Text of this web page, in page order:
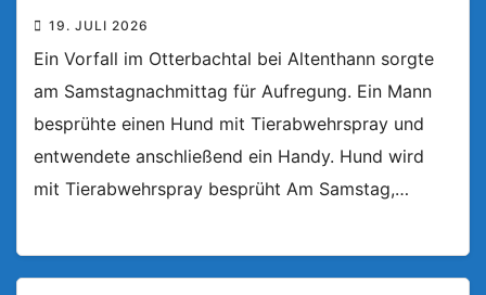
19. JULI 2026
Ein Vorfall im Otterbachtal bei Altenthann sorgte
am Samstagnachmittag für Aufregung. Ein Mann
besprühte einen Hund mit Tierabwehrspray und
entwendete anschließend ein Handy. Hund wird
mit Tierabwehrspray besprüht Am Samstag,…